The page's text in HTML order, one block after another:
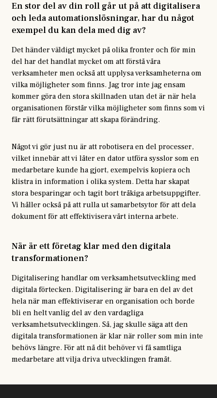
En stor del av din roll går ut på att digitalisera
och leda automationslösningar, har du något
exempel du kan dela med dig av?
Det händer väldigt mycket på olika fronter och för min
del har det handlat mycket om att förstå våra
verksamheter men också att upplysa verksamheterna om
vilka möjligheter som finns. Jag tror inte jag ensam
kommer göra den stora skillnaden utan det är när hela
organisationen förstår vilka möjligheter som finns som vi
får rätt förutsättningar att skapa förändring.
Något vi gör just nu är att robotisera en del processer,
vilket innebär att vi låter en dator utföra sysslor som en
medarbetare kunde ha gjort, exempelvis kopiera och
klistra in information i olika system. Detta har skapat
stora besparingar och tagit bort tråkiga arbetsuppgifter.
Vi håller också på att rulla ut samarbetsytor för att dela
dokument för att effektivisera vårt interna arbete.
När är ett företag klar med den digitala
transformationen?
Digitalisering handlar om verksamhetsutveckling med
digitala förtecken. Digitalisering är bara en del av det
hela när man effektiviserar en organisation och borde
bli en helt vanlig del av den vardagliga
verksamhetsutvecklingen. Så, jag skulle säga att den
digitala transformationen är klar när roller som min inte
behövs längre. För att nå dit behöver vi få samtliga
medarbetare att vilja driva utvecklingen framåt.